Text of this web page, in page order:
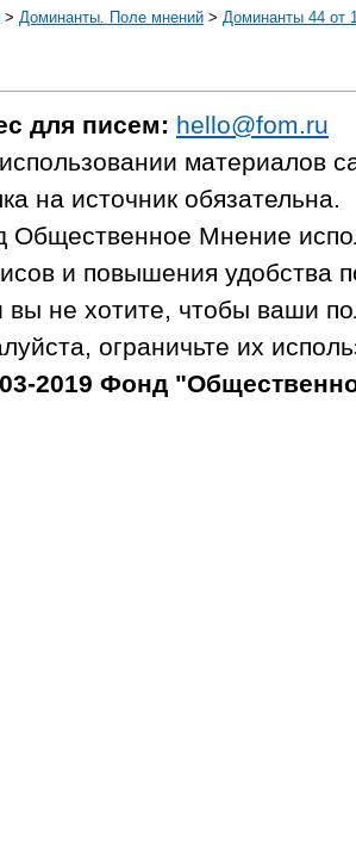
> Доминанты. Поле мнений > Доминанты 44 от
для писем: hello@fom.ru
материалов
на источник обязательна.
Общественное Мнение
и повышения удобства
вы не хотите, чтобы ваши
ограничьте их
2019 Фонд